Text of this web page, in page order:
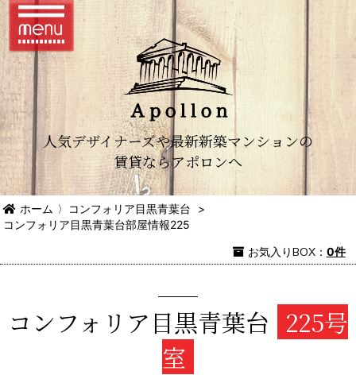
人気デザイナーズや最新新築マンションの
賃貸ならアポロンへ
ホーム 〉 コンフォリア目黒青葉台
>
コンフォリア目黒青葉台部屋情報225
お気入りBOX： 0件
コンフォリア目黒青葉台 225号
室